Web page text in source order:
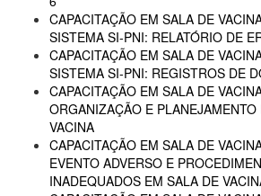
CAPACITAÇÃO EM SALA DE
SISTEMA SI-PNI: RELATÓRIO DE
CAPACITAÇÃO EM SALA DE
SISTEMA SI-PNI: REGISTROS DE
CAPACITAÇÃO EM SALA DE
ORGANIZAÇÃO E
VACINA
CAPACITAÇÃO EM SALA DE
EVENTO ADVERSO E
INADEQUADOS EM SALA DE